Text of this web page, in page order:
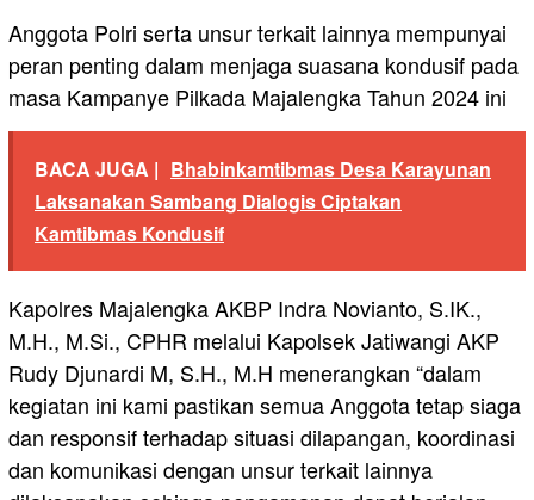
Anggota Polri serta unsur terkait lainnya mempunyai
peran penting dalam menjaga suasana kondusif pada
masa Kampanye Pilkada Majalengka Tahun 2024 ini
BACA JUGA | Bhabinkamtibmas Desa Karayunan
Laksanakan Sambang Dialogis Ciptakan
Kamtibmas Kondusif
Kapolres Majalengka AKBP Indra Novianto, S.IK.,
M.H., M.Si., CPHR melalui Kapolsek Jatiwangi AKP
Rudy Djunardi M, S.H., M.H menerangkan “dalam
kegiatan ini kami pastikan semua Anggota tetap siaga
dan responsif terhadap situasi dilapangan, koordinasi
dan komunikasi dengan unsur terkait lainnya